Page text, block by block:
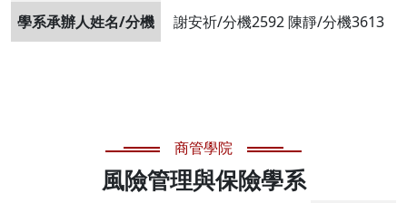
學系承辦人姓名/分機
謝安祈/分機2592 陳靜/分機3613
商管學院
風險管理與保險學系